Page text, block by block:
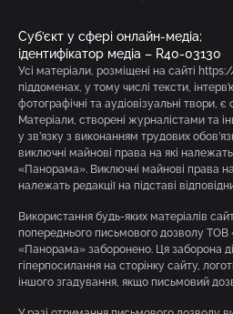
Суб’єкт у сфері онлайн-медіа;
ідентифікатор медіа – R40-03130
Усі матеріали, розміщені на сайті
піддоменах, у тому числі тексти,
фотографічні та аудіовізуальні твори,
Матеріали, створені журналістами та
у зв’язку з виконанням трудових
виключні майнові права на які
«Панорама». Виключні майнові права
належать редакції на підставі
Використання будь-яких матеріалів
попереднього письмового дозволу ТОВ
«Панорама» заборонено. Ця заборона
гіперпосилання на сторінку сайту,
іншого згадування, якщо письмовий